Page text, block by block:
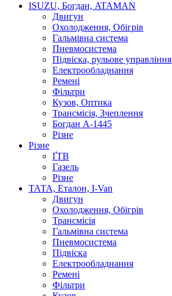
ISUZU, Богдан, ATAMAN
Двигун
Охолодження, Обігрів
Гальмівна система
Пневмосистема
Підвіска, рульове управління
Електрообладнання
Ремені
Фільтри
Кузов, Оптика
Трансмісія, Зчеплення
Богдан А-1445
Різне
Різне
ҐТВ
Газель
Різне
ТАТА, Еталон, I-Van
Двигун
Охолодження, Обігрів
Трансмісія
Гальмівна система
Пневмосистема
Підвіска
Електрообладнання
Ремені
Фільтри